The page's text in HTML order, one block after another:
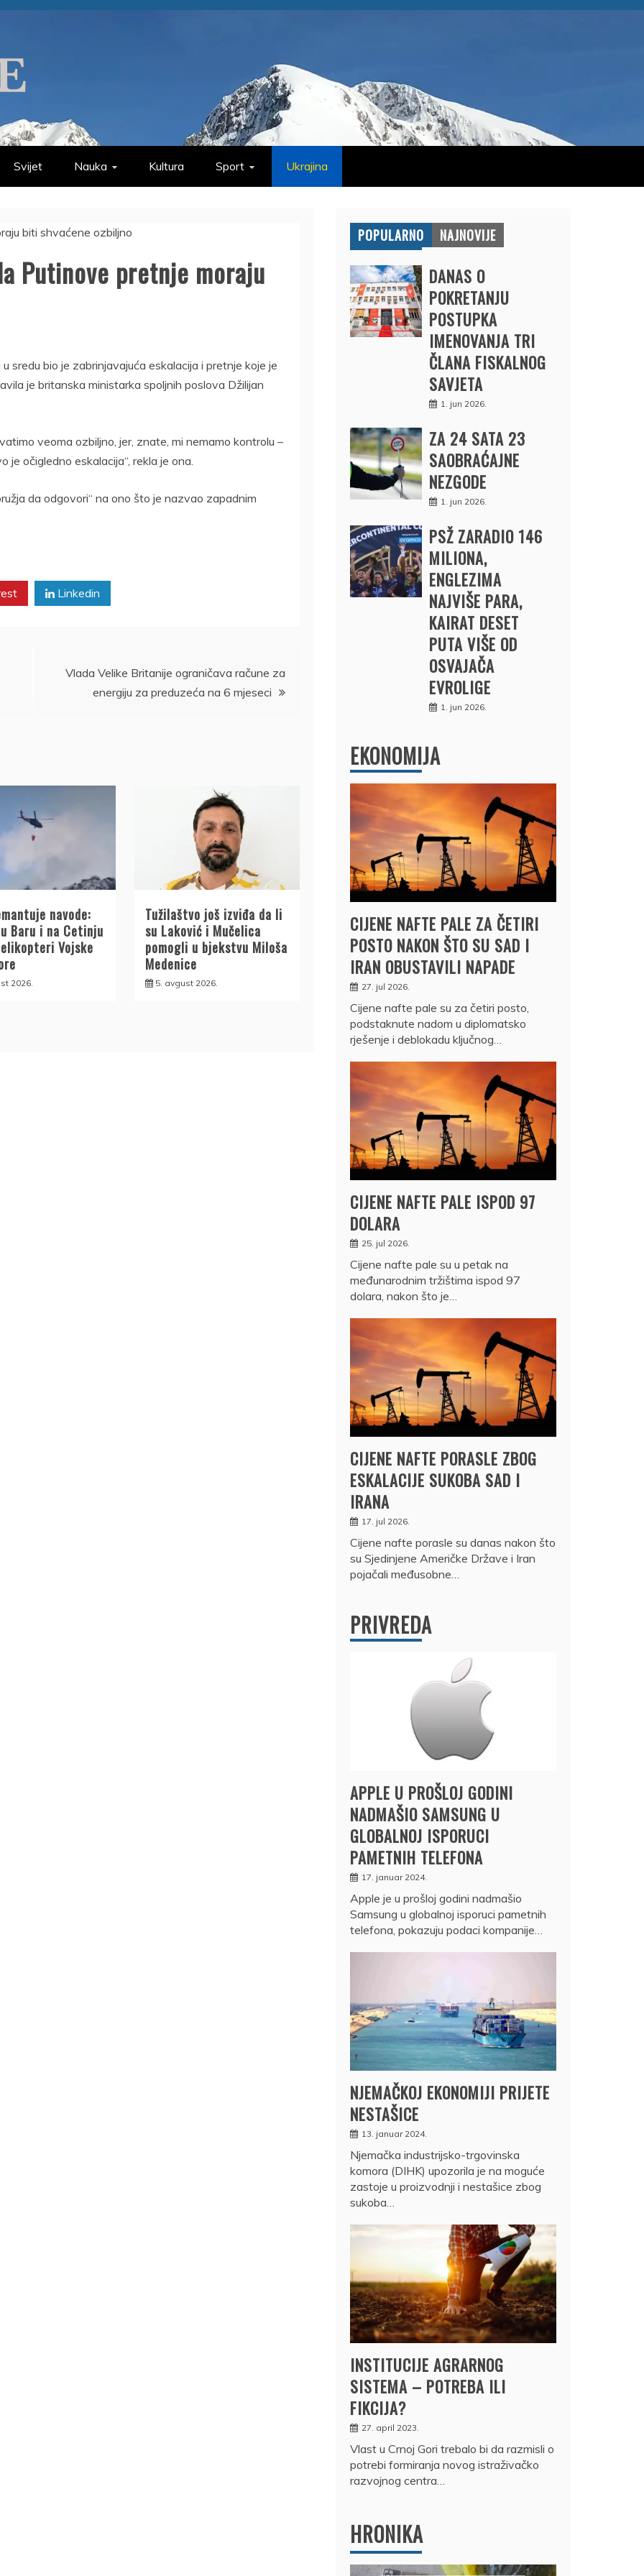
Svijet Nauka Kultura Sport Ukrajina
Putinove pretnje moraju
sredu bio je zabrinjavajuća eskalacija i pretnje koje je
je britanska ministarka spoljnih poslova Džilijan
veoma ozbiljno, jer, znate, mi nemamo kontrolu –
je očigledno eskalacija“, rekla je ona.
da odgovori“ na ono što je nazvao zapadnim
Linkedin
Vlada Velike Britanije ograničava račune za
energiju za preduzeća na 6 mjeseci
navode:
Baru i na Cetinju
Vojske
2026.
Tužilaštvo još izviđa da li
su Laković i Mučelica
pomogli u bjekstvu Miloša
Medenice
5. avgust 2026.
POPULARNO NAJNOVIJE
DANAS O
POKRETANJU
POSTUPKA
IMENOVANJA TRI
ČLANA FISKALNOG
SAVJETA
1. jun 2026.
ZA 24 SATA 23
SAOBRAĆAJNE
NEZGODE
1. jun 2026.
PSŽ ZARADIO 146
MILIONA,
ENGLEZIMA
NAJVIŠE PARA,
KAIRAT DESET
PUTA VIŠE OD
OSVAJAČA
EVROLIGE
1. jun 2026.
EKONOMIJA
CIJENE NAFTE PALE ZA ČETIRI
POSTO NAKON ŠTO SU SAD I
IRAN OBUSTAVILI NAPADE
27. jul 2026.
Cijene nafte pale su za četiri posto,
podstaknute nadom u diplomatsko
rješenje i deblokadu ključnog…
CIJENE NAFTE PALE ISPOD 97
DOLARA
25. jul 2026.
Cijene nafte pale su u petak na
međunarodnim tržištima ispod 97
dolara, nakon što je…
CIJENE NAFTE PORASLE ZBOG
ESKALACIJE SUKOBA SAD I
IRANA
17. jul 2026.
Cijene nafte porasle su danas nakon što
su Sjedinjene Američke Države i Iran
pojačali međusobne…
PRIVREDA
APPLE U PROŠLOJ GODINI
NADMAŠIO SAMSUNG U
GLOBALNOJ ISPORUCI
PAMETNIH TELEFONA
17. januar 2024.
Apple je u prošloj godini nadmašio
Samsung u globalnoj isporuci pametnih
telefona, pokazuju podaci kompanije…
NJEMAČKOJ EKONOMIJI PRIJETE
NESTAŠICE
13. januar 2024.
Njemačka industrijsko-trgovinska
komora (DIHK) upozorila je na moguće
zastoje u proizvodnji i nestašice zbog
sukoba…
INSTITUCIJE AGRARNOG
SISTEMA – POTREBA ILI
FIKCIJA?
27. april 2023.
Vlast u Crnoj Gori trebalo bi da razmisli o
potrebi formiranja novog istraživačko
razvojnog centra…
HRONIKA